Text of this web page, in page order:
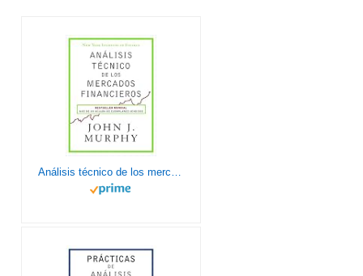
Análisis técnico de los mercados financieros (Gestión 2000)